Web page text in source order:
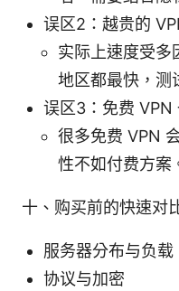
误区2：越贵的
实际上速度受多
地区都最快，测
误区3：免费 VPN
很多免费 VPN
性不如付费方案
十、购买前的快速对
服务器分布与负载
协议与加密